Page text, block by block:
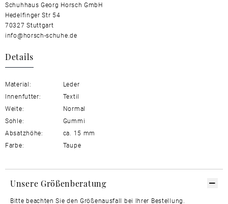
Schuhhaus Georg Horsch GmbH
Hedelfinger Str 54
70327 Stuttgart
info@horsch-schuhe.de
Details
Material:
Leder
Innenfutter:
Textil
Weite:
Normal
Sohle:
Gummi
Absatzhöhe:
ca. 15 mm
Farbe:
Taupe
Unsere Größenberatung
Bitte beachten Sie den Größenausfall bei Ihrer Bestellung.